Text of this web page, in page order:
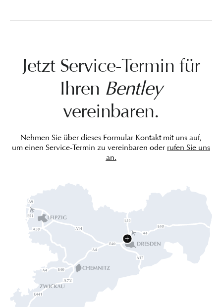
Jetzt Service-Termin für
Ihren Bentley
vereinbaren.
Nehmen Sie über dieses Formular Kontakt mit uns auf,
um einen Service-Termin zu vereinbaren oder rufen Sie uns
an.